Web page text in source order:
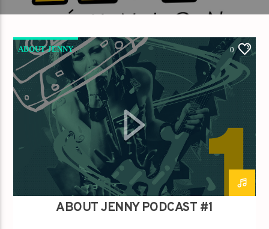
ABOUT JENNY 0
ABOUT JENNY PODCAST #1